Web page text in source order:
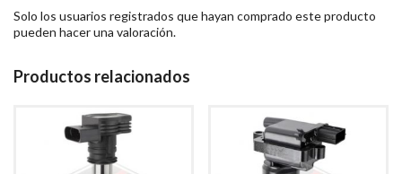
Solo los usuarios registrados que hayan comprado este producto
pueden hacer una valoración.
Productos relacionados